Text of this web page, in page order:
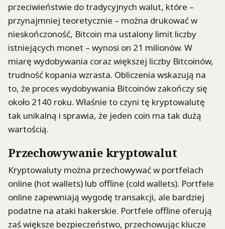
przeciwieństwie do tradycyjnych walut, które –
przynajmniej teoretycznie – można drukować w
nieskończoność, Bitcoin ma ustalony limit liczby
istniejących monet – wynosi on 21 milionów. W
miarę wydobywania coraz większej liczby Bitcoinów,
trudność kopania wzrasta. Obliczenia wskazują na
to, że proces wydobywania Bitcoinów zakończy się
około 2140 roku. Właśnie to czyni tę kryptowalutę
tak unikalną i sprawia, że jeden coin ma tak dużą
wartością.
Przechowywanie kryptowalut
Kryptowaluty można przechowywać w portfelach
online (hot wallets) lub offline (cold wallets). Portfele
online zapewniają wygodę transakcji, ale bardziej
podatne na ataki hakerskie. Portfele offline oferują
zaś większe bezpieczeństwo, przechowując klucze